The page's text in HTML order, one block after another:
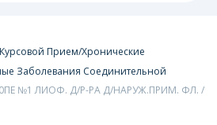
Курсовой Прием/Хронические
Заболевания Соединительной
№1 ЛИОФ. Д/Р-РА Д/НАРУЖ.ПРИМ. ФЛ. /